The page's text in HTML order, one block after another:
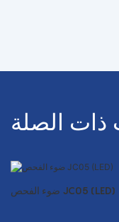
ذات الصلة
ضوء الفحص JC05 (LED)